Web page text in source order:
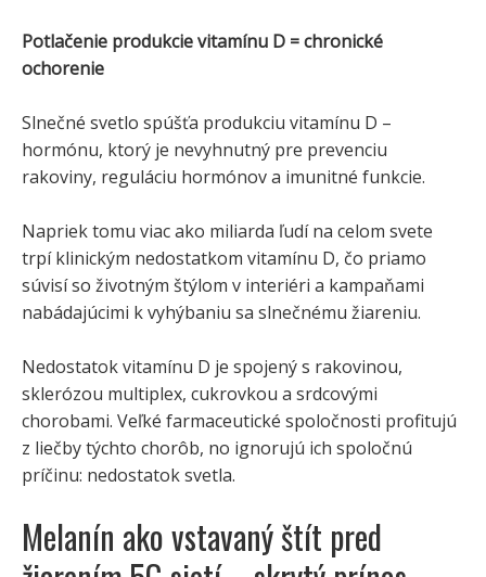
Potlačenie produkcie vitamínu D = chronické
ochorenie
Slnečné svetlo spúšťa produkciu vitamínu D –
hormónu, ktorý je nevyhnutný pre prevenciu
rakoviny, reguláciu hormónov a imunitné funkcie.
Napriek tomu viac ako miliarda ľudí na celom svete
trpí klinickým nedostatkom vitamínu D, čo priamo
súvisí so životným štýlom v interiéri a kampaňami
nabádajúcimi k vyhýbaniu sa slnečnému žiareniu.
Nedostatok vitamínu D je spojený s rakovinou,
sklerózou multiplex, cukrovkou a srdcovými
chorobami. Veľké farmaceutické spoločnosti profitujú
z liečby týchto chorôb, no ignorujú ich spoločnú
príčinu: nedostatok svetla.
Melanín ako vstavaný štít pred